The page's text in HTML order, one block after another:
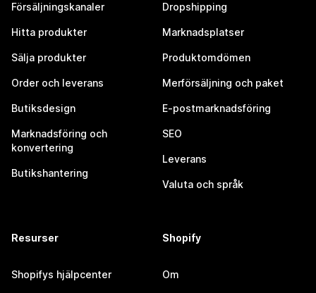
Försäljningskanaler
Hitta produkter
Sälja produkter
Order och leverans
Butiksdesign
Marknadsföring och
konvertering
Butikshantering
Dropshipping
Marknadsplatser
Produktomdömen
Merförsäljning och paket
E-postmarknadsföring
SEO
Leverans
Valuta och språk
Resurser
Shopifys hjälpcenter
Shopify
Om